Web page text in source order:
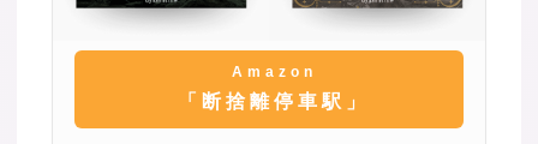
Amazon
「断捨離停車駅」